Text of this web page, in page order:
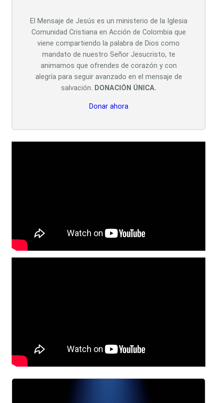
El Mensaje de Jesús es un ministerio de la Iglesia
Comunidad Cristiana en Acción de Colombia que
viene compartiendo la palabra de Dios como
mandato de nuestro Señor Jesucristo, te
animamos que ofrendes de corazón y con
alegría para seguir avanzado en el mensaje de
salvación. DONACIÓN ÚNICA.
Donar ahora